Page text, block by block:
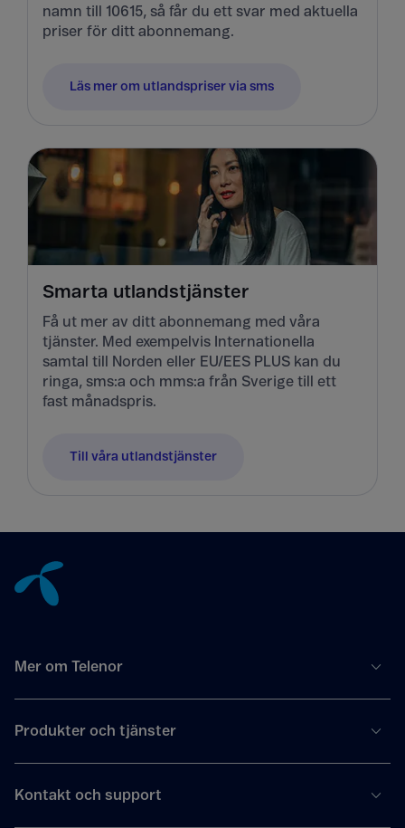
namn till 10615, så får du ett svar med aktuella
priser för ditt abonnemang.
Läs mer om utlandspriser via sms
Smarta utlandstjänster
Få ut mer av ditt abonnemang med våra
tjänster. Med exempelvis Internationella
samtal till Norden eller EU/EES PLUS kan du
ringa, sms:a och mms:a från Sverige till ett
fast månadspris.
Till våra utlandstjänster
Mer om Telenor
Produkter och tjänster
Kontakt och support